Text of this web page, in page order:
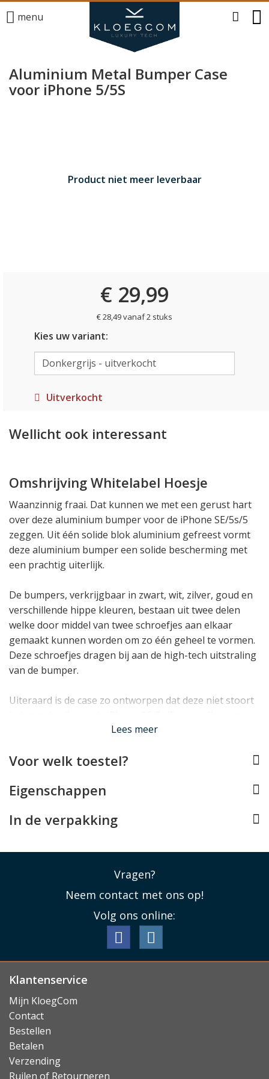
menu
Aluminium Metal Bumper Case
voor iPhone 5/5S
Product niet meer leverbaar
€ 29,99
€ 28,49 vanaf 2 stuks
Kies uw variant:
Uitverkocht
Wellicht ook interessant
Omshrijving Whitelabel Hoesje
Waanzinnig fraai. Dat kunnen we met een gerust hart
over deze aluminium bumper voor de iPhone SE/5s/5
zeggen. Uit één solide blok aluminium gefreest vormt
deze aluminium bumper een solide bescherming met
een prachtig uiterlijk.
De bumpers, verkrijgbaar in zwart, wit, zilver, goud en
verschillende hippe kleuren, bestaan uit twee delen
welke door middel van twee schroefjes aan elkaar
gemaakt kunnen worden om zo één geheel te vormen.
Deze schroefjes dragen bij aan de high-tech uitstraling
van de bumper.
Uiteraard is de case zo ontworpen dat deze niet stoort
en aansluitingen rondom de iPhone SE/5s/5 zijn
Lees minder
Lees meer
Voor welk toestel?
Eigenschappen
In de verpakking
Vragen?
Neem contact met ons op!
Volg ons online:
Klantenservice
Mijn KloegCom
Contact
Bestellen
Betalen
Verzending
Ruilen of Retourneren